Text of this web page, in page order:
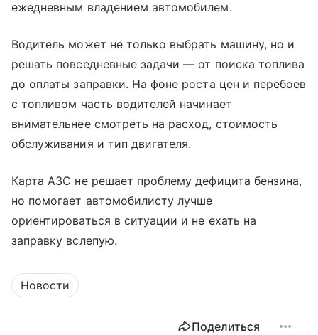
ежедневным владением автомобилем.
Водитель может не только выбрать машину, но и
решать повседневные задачи — от поиска топлива
до оплаты заправки. На фоне роста цен и перебоев
с топливом часть водителей начинает
внимательнее смотреть на расход, стоимость
обслуживания и тип двигателя.
Карта АЗС не решает проблему дефицита бензина,
но помогает автомобилисту лучше
ориентироваться в ситуации и не ехать на
заправку вслепую.
Новости
Поделиться